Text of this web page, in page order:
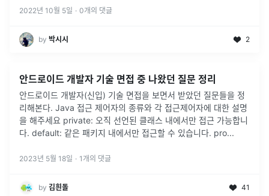
2022년 10월 5일 · 0개의 댓글
by 박시시 2
안드로이드 개발자 기술 면접 중 나왔던 질문 정리
안드로이드 개발자(신입) 기술 면접을 보면서 받았던 질문들을 정
리해본다. Java 접근 제어자의 종류와 각 접근제어자에 대한 설명
을 해주세요 private: 오직 선언된 클래스 내에서만 접근 가능합니
다. default: 같은 패키지 내에서만 접근할 수 있습니다. pro...
2023년 5월 18일 · 1 개의 댓글
by 김흰돌 41